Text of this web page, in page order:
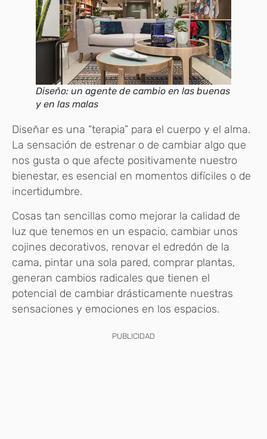
Diseño: un agente de cambio en las buenas
y en las malas
Diseñar es una “terapia” para el cuerpo y el alma.
La sensación de estrenar o de cambiar algo que
nos gusta o que afecte positivamente nuestro
bienestar, es esencial en momentos difíciles o de
incertidumbre.
Cosas tan sencillas como mejorar la calidad de
luz que tenemos en un espacio, cambiar unos
cojines decorativos, renovar el edredón de la
cama, pintar una sola pared, comprar plantas,
generan cambios radicales que tienen el
potencial de cambiar drásticamente nuestras
sensaciones y emociones en los espacios.
PUBLICIDAD